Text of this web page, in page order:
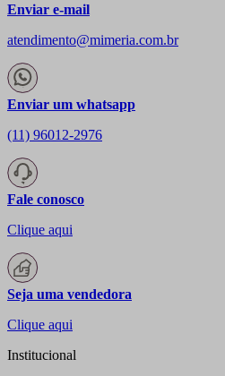
Enviar e-mail
atendimento@mimeria.com.br
Enviar um whatsapp
(11) 96012-2976
Fale conosco
Clique aqui
Seja uma vendedora
Clique aqui
Institucional